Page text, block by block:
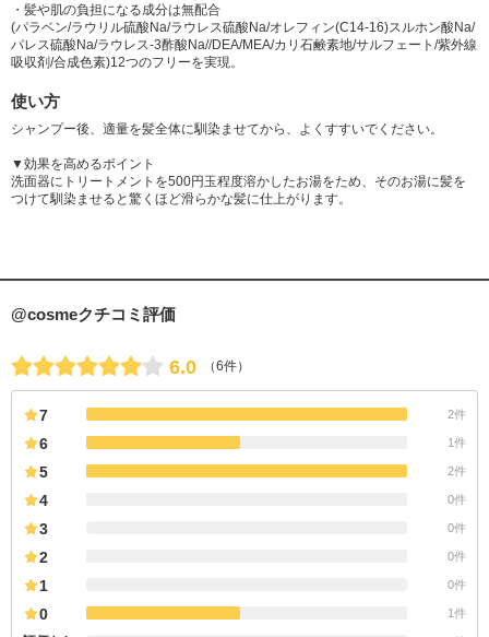
・髪や肌の負担になる成分は無配合
(パラベン/ラウリル硫酸Na/ラウレス硫酸Na/オレフィン(C14-16)スルホン酸Na/
パレス硫酸Na/ラウレス-3酢酸Na//DEA/MEA/カリ石鹸素地/サルフェート/紫外線
吸収剤/合成色素)12つのフリーを実現。
使い方
シャンプー後、適量を髪全体に馴染ませてから、よくすすいでください。
▼効果を高めるポイント
洗面器にトリートメントを500円玉程度溶かしたお湯をため、そのお湯に髪を
つけて馴染ませると驚くほど滑らかな髪に仕上がります。
@cosmeクチコミ評価
6.0 （6件）
7 2件
6 1件
5 2件
4 0件
3 0件
2 0件
1 0件
0 1件